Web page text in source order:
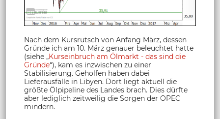
Nach dem Kursrutsch von Anfang März, dessen
Gründe ich am 10. März genauer beleuchtet hatte
(siehe „Kurseinbruch am Ölmarkt - das sind die
Gründe“), kam es inzwischen zu einer
Stabilisierung. Geholfen haben dabei
Lieferausfälle in Libyen. Dort liegt aktuell die
größte Ölpipeline des Landes brach. Dies dürfte
aber lediglich zeitweilig die Sorgen der OPEC
mindern.